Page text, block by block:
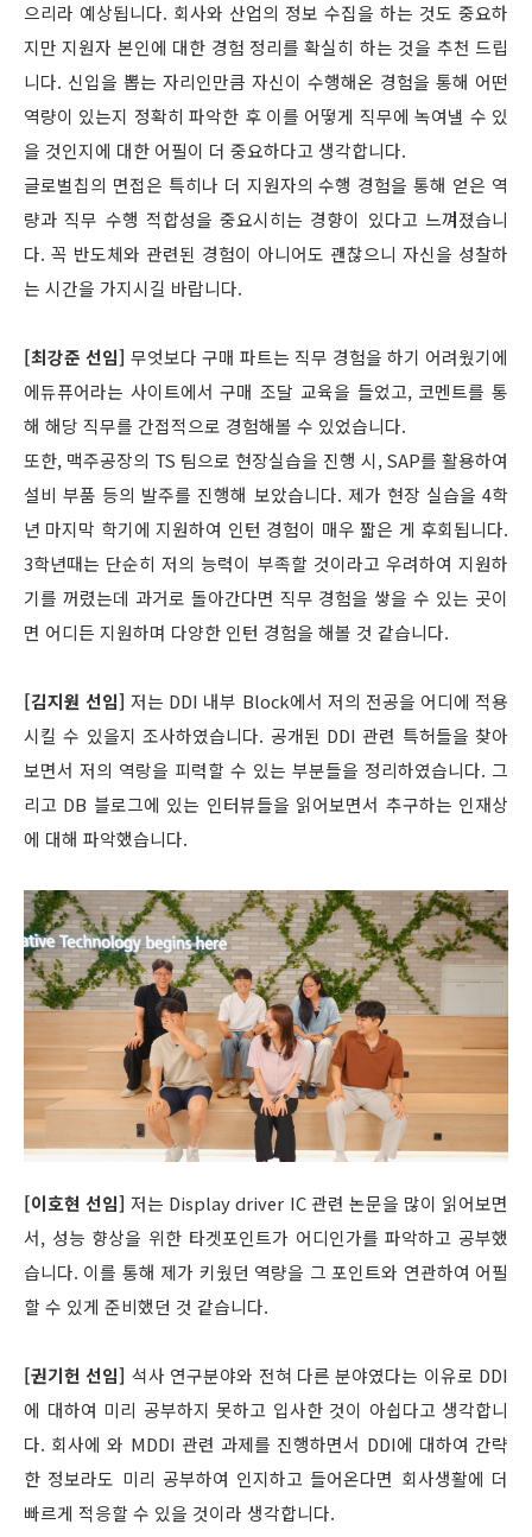
으리라 예상됩니다. 회사와 산업의 정보 수집을 하는 것도 중요하
지만 지원자 본인에 대한 경험 정리를 확실히 하는 것을 추천 드립
니다. 신입을 뽑는 자리인만큼 자신이 수행해온 경험을 통해 어떤
역량이 있는지 정확히 파악한 후 이를 어떻게 직무에 녹여낼 수 있
을 것인지에 대한 어필이 더 중요하다고 생각합니다.
글로벌칩의 면접은 특히나 더 지원자의 수행 경험을 통해 얻은 역
량과 직무 수행 적합성을 중요시히는 경향이 있다고 느껴졌습니
다. 꼭 반도체와 관련된 경험이 아니어도 괜찮으니 자신을 성찰하
는 시간을 가지시길 바랍니다.
[최강준 선임] 무엇보다 구매 파트는 직무 경험을 하기 어려웠기에
에듀퓨어라는 사이트에서 구매 조달 교육을 들었고, 코멘트를 통
해 해당 직무를 간접적으로 경험해볼 수 있었습니다.
또한, 맥주공장의 TS 팀으로 현장실습을 진행 시, SAP를 활용하여
설비 부품 등의 발주를 진행해 보았습니다. 제가 현장 실습을 4학
년 마지막 학기에 지원하여 인턴 경험이 매우 짧은 게 후회됩니다.
3학년때는 단순히 저의 능력이 부족할 것이라고 우려하여 지원하
기를 꺼렸는데 과거로 돌아간다면 직무 경험을 쌓을 수 있는 곳이
면 어디든 지원하며 다양한 인턴 경험을 해볼 것 같습니다.
[김지원 선임] 저는 DDI 내부 Block에서 저의 전공을 어디에 적용
시킬 수 있을지 조사하였습니다. 공개된 DDI 관련 특허들을 찾아
보면서 저의 역랑을 피력할 수 있는 부분들을 정리하였습니다. 그
리고 DB 블로그에 있는 인터뷰들을 읽어보면서 추구하는 인재상
에 대해 파악했습니다.
[이호현 선임] 저는 Display driver IC 관련 논문을 많이 읽어보면
서, 성능 향상을 위한 타겟포인트가 어디인가를 파악하고 공부했
습니다. 이를 통해 제가 키웠던 역량을 그 포인트와 연관하여 어필
할 수 있게 준비했던 것 같습니다.
[권기헌 선임] 석사 연구분야와 전혀 다른 분야였다는 이유로 DDI
에 대하여 미리 공부하지 못하고 입사한 것이 아쉽다고 생각합니
다. 회사에 와 MDDI 관련 과제를 진행하면서 DDI에 대하여 간략
한 정보라도 미리 공부하여 인지하고 들어온다면 회사생활에 더
빠르게 적응할 수 있을 것이라 생각합니다.